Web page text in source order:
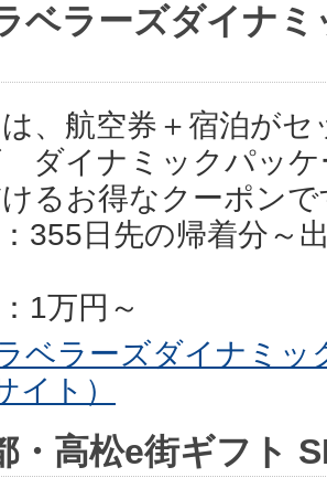
ベラーズダイナ
、航空券＋宿泊が
ダイナミックパッケ
るお得なクーポンで
355日先の帰着分～
1万円～
ベラーズダイナミッ
イト）
・高松e街ギフト